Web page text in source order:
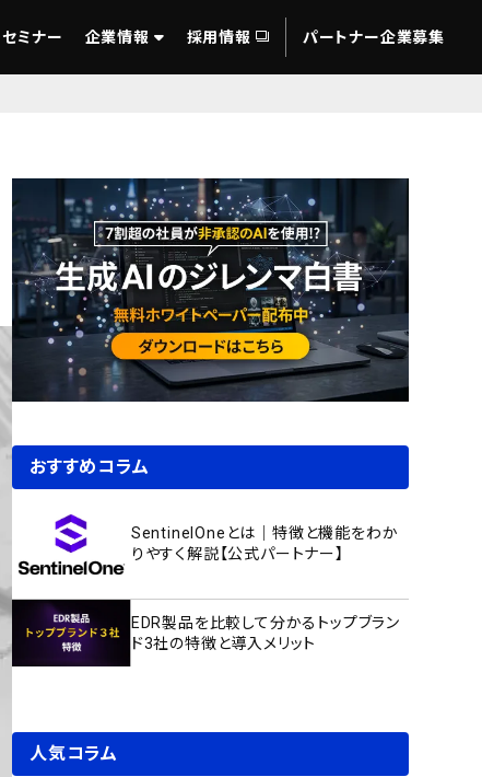
セミナー 企業情報 採用情報 パートナー企業募集
おすすめコラム
SentinelOneとは｜特徴と機能をわか
りやすく解説【公式パートナー】
EDR製品を比較して分かるトップブラン
ド3社の特徴と導入メリット
人気コラム